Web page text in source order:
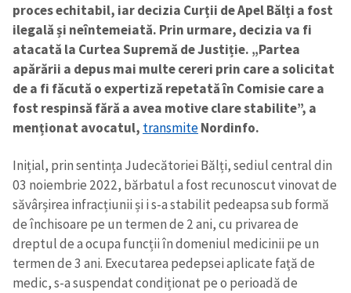
proces echitabil, iar decizia Curții de Apel Bălți a fost
ilegală și neîntemeiată. Prin urmare, decizia va fi
atacată la Curtea Supremă de Justiție. „Partea
apărării a depus mai multe cereri prin care a solicitat
de a fi făcută o expertiză repetată în Comisie care a
fost respinsă fără a avea motive clare stabilite”, a
menționat avocatul, transmiteNordinfo.
Inițial, prin sentința Judecătoriei Bălți, sediul central din
03 noiembrie 2022, bărbatul a fost recunoscut vinovat de
săvârșirea infracțiunii și i s-a stabilit pedeapsa sub formă
de închisoare pe un termen de 2 ani, cu privarea de
dreptul de a ocupa funcții în domeniul medicinii pe un
termen de 3 ani. Executarea pedepsei aplicate faţă de
medic, s-a suspendat condiționat pe o perioadă de